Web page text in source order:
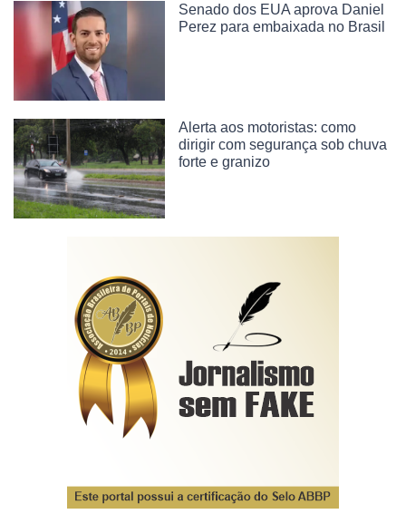
Senado dos EUA aprova Daniel
Perez para embaixada no Brasil
Alerta aos motoristas: como
dirigir com segurança sob chuva
forte e granizo